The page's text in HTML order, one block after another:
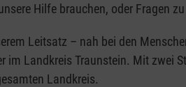
Hilfe brauchen, oder Fragen
Leitsatz – nah bei den
im Landkreis Traunstein. Mit zwei
Landkreis.